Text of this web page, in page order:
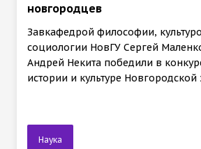
новгородцев
Завкафедрой философии,
социологии НовГУ Сергей
Андрей Некита победили в
истории и культуре Новгородской
Наука